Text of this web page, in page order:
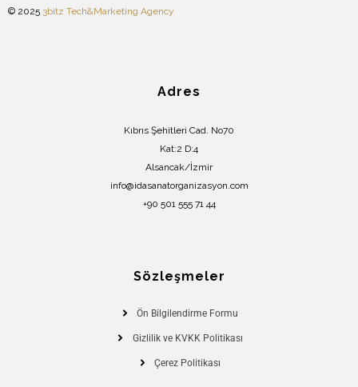
© 2025 3bitz Tech&Marketing Agency
Adres
Kıbrıs Şehitleri Cad. No70
Kat:2 D:4
Alsancak/İzmir
info@idasanatorganizasyon.com
+90 501 555 71 44
Sözleşmeler
Ön Bilgilendirme Formu
Gizlilik ve KVKK Politikası
Çerez Politikası